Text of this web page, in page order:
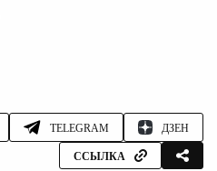
TELEGRAM ДЗЕН
ССЫЛКА